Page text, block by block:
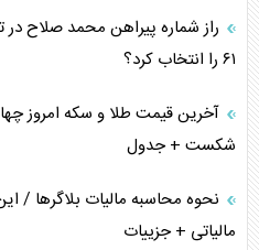
خطای راهبردی ترامپ مقابل
راز شماره پیراهن محمد صلاح
۶۱ را انتخاب کرد؟
شکست + جدول
نحوه محاسبه مالیات بلاگر‌ها /
مالیاتی + جزییات